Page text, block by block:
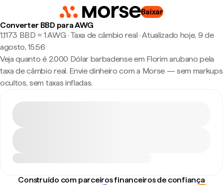
Baixar
Converter BBD para AWG
1,1173 BBD ≈ 1 AWG · Taxa de câmbio real ·Atualizado hoje, 9 de
agosto, 15:56
Veja quanto é 2.000 Dólar barbadense em Florim arubano pela
taxa de câmbio real. Envie dinheiro com a Morse — sem markups
ocultos, sem taxas infladas.
Construído com parceiros financeiros de confiança